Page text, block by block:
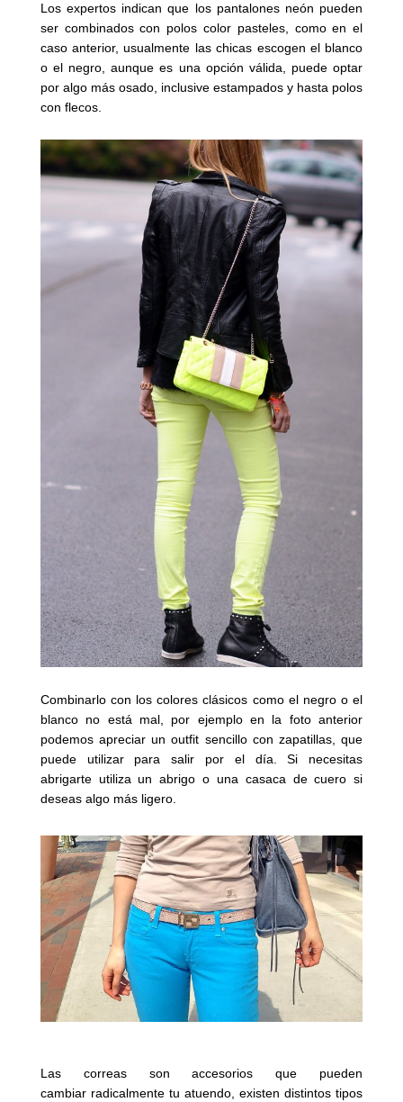
Los expertos indican que los pantalones neón pueden
ser combinados con polos color pasteles, como en el
caso anterior, usualmente las chicas escogen el blanco
o el negro, aunque es una opción válida, puede optar
por algo más osado, inclusive estampados y hasta polos
con flecos.
Combinarlo con los colores clásicos como el negro o el
blanco no está mal, por ejemplo en la foto anterior
podemos apreciar un outfit sencillo con zapatillas, que
puede utilizar para salir por el día. Si necesitas
abrigarte utiliza un abrigo o una casaca de cuero si
deseas algo más ligero.
Las correas son accesorios que pueden
cambiar radicalmente tu atuendo, existen distintos tipos